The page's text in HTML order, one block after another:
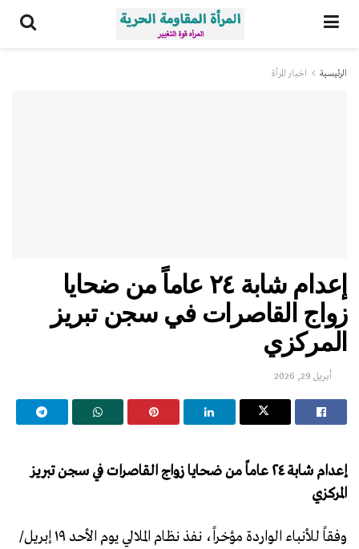
الرئيسية اخبار المرأة
إعدام شابة ٢٤ عاماً من ضحايا
زواج القاصرات في سجن تبريز
المركزي
أبريل 29, 2026
إعدام شابة ٢٤ عاماً من ضحايا زواج القاصرات في سجن تبريز
المركزي
وفقاً للأنباء الواردة مؤخراً، نفذ نظام الملالي يوم الأحد ١٩ إبريل/